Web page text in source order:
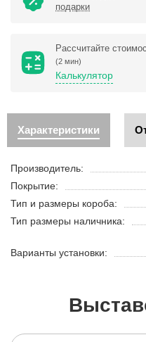
подарки
Рассчитайте
(2 мин)
Калькулятор
Характеристики
Производитель:
Покрытие:
Тип и размеры короба:
Тип размеры наличника:
Варианты установки: